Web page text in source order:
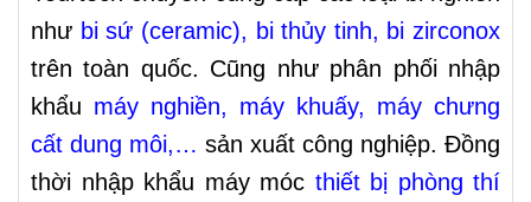
như bi sứ (ceramic), bi thủy tinh, bi zirconox
trên toàn quốc. Cũng như phân phối nhập
khẩu máy nghiền, máy khuấy, máy chưng
cất dung môi,… sản xuất công nghiệp. Đồng
thời nhập khẩu máy móc thiết bị phòng thí